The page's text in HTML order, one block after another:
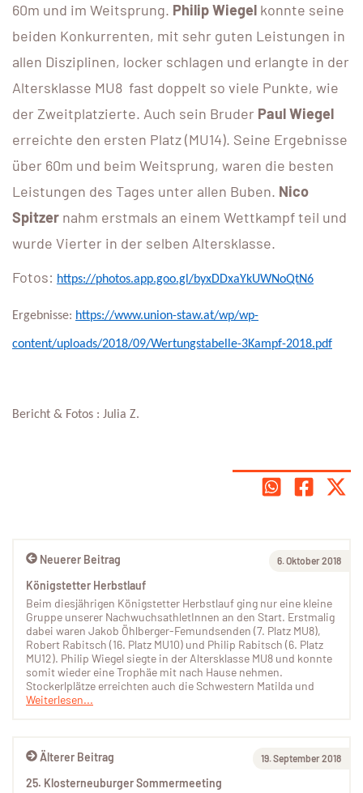
60m und im Weitsprung. Philip Wiegel konnte seine
beiden Konkurrenten, mit sehr guten Leistungen in
allen Disziplinen, locker schlagen und erlangte in der
Altersklasse MU8 fast doppelt so viele Punkte, wie
der Zweitplatzierte. Auch sein Bruder Paul Wiegel
erreichte den ersten Platz (MU14). Seine Ergebnisse
über 60m und beim Weitsprung, waren die besten
Leistungen des Tages unter allen Buben. Nico
Spitzer nahm erstmals an einem Wettkampf teil und
wurde Vierter in der selben Altersklasse.
Fotos: https://photos.app.goo.gl/byxDDxaYkUWNoQtN6
Ergebnisse: https://www.union-staw.at/wp/wp-
content/uploads/2018/09/Wertungstabelle-3Kampf-2018.pdf
Bericht & Fotos : Julia Z.
Älterer Beitrag 19. September 2018
25. Klosterneuburger Sommermeeting
Neuerer Beitrag 6. Oktober 2018
Königstetter Herbstlauf
Beim diesjährigen Königstetter Herbstlauf ging nur eine kleine
Gruppe unserer NachwuchsathletInnen an den Start. Erstmalig
dabei waren Jakob Öhlberger-Femundsenden (7. Platz MU8),
Robert Rabitsch (16. Platz MU10) und Philip Rabitsch (6. Platz
MU12). Philip Wiegel siegte in der Altersklasse MU8 und konnte
somit wieder eine Trophäe mit nach Hause nehmen.
Stockerlplätze erreichten auch die Schwestern Matilda und
Weiterlesen...